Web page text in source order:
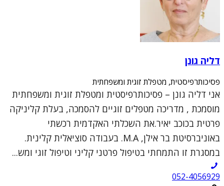
דליה גונן
פסיכותרפיסטית, מטפלת זוגית ומשפחתית
אני דליה גונן – פסיכותרפיסטית ומטפלת זוגית ומשפחתית
מוסמכת , מדריכה מטפלים זוגיים להסמכה, בעלת קליניקה
פרטית בכוכב יאיר.את השכלתי האקדמית רכשתי
באוניברסיטת בר אילן, M.A. בעבודה סוציאלית קלינית.
במסגרת זו התמחתי בטיפול פרטני קליני וטיפול זוגי ומש...
052-4056929